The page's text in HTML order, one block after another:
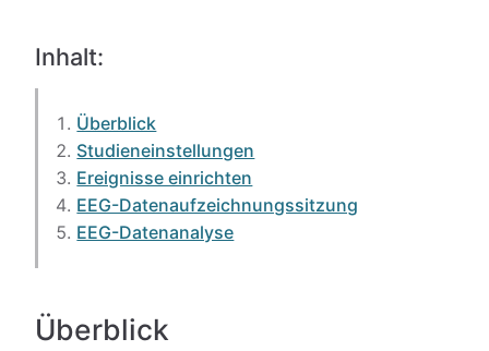
Inhalt:
Überblick
Studieneinstellungen
Ereignisse einrichten
EEG-Datenaufzeichnungssitzung
EEG-Datenanalyse
Überblick